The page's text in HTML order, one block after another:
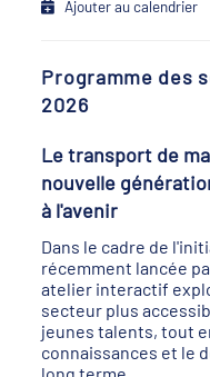
Ajouter au calendrier
Programme des
2026
Le transport de
nouvelle
à l'avenir
Dans le cadre de
récemment lancée
atelier interactif
secteur plus
jeunes talents, tout
connaissances et le